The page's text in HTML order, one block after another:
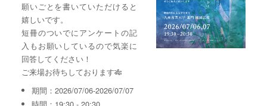
願いごとを書いていただけると
嬉しいです。
短冊のついでにアンケートの記
入もお願いしているので気楽に
回答してください！
ご来場お待ちしております🎋
期間：2026/07/06-2026/07/07